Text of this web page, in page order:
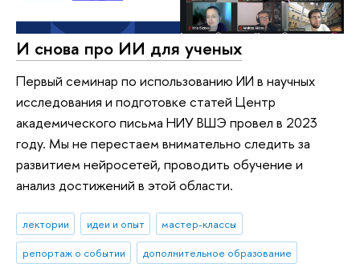
И снова про ИИ для ученых
Первый семинар по использованию ИИ в научных
исследования и подготовке статей Центр
академического письма НИУ ВШЭ провел в 2023
году. Мы не перестаем внимательно следить за
развитием нейросетей, проводить обучение и
анализ достижений в этой области.
лектории идеи и опыт
мастер-классы
репортаж о событии
дополнительное образование